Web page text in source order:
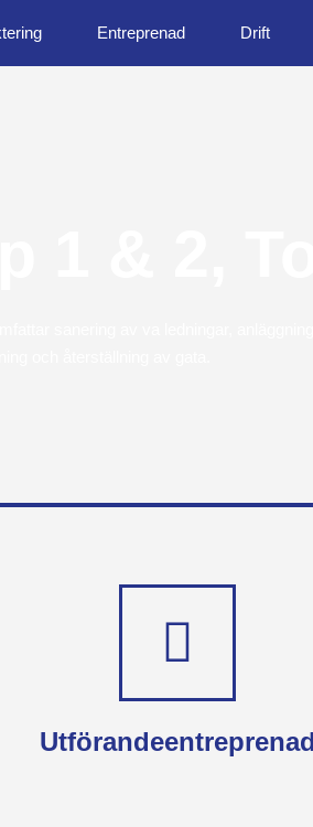
Entreprenad Drift
Utförandeentreprenad